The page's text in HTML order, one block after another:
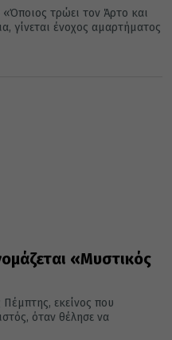
τρώει τον Άρτο και
γίνεται ένοχος αμαρτήματος
«Μυστικός
Πέμπτης, εκείνος που
όταν θέλησε να